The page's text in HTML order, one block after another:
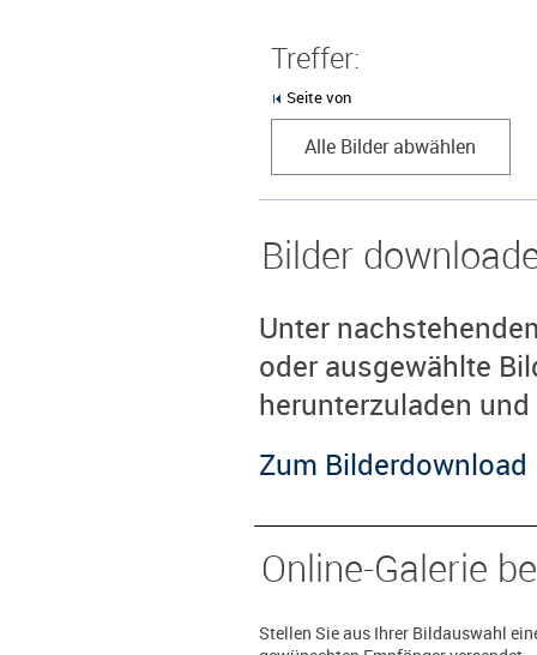
Treffer:
Seite von
Alle Bilder abwählen
Bilder
Unter
oder ausgewählte
herunterzuladen
Zum Bilderdownload
Online-Galerie
Stellen Sie aus Ihrer Bildauswahl